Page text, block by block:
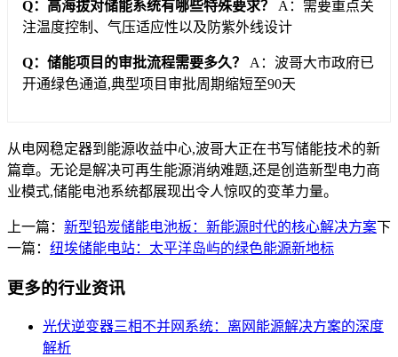
Q：高海拔对储能系统有哪些特殊要求？
A：需要重点关
注温度控制、气压适应性以及防紫外线设计
Q：储能项目的审批流程需要多久？
A：波哥大市政府已
开通绿色通道,典型项目审批周期缩短至90天
从电网稳定器到能源收益中心,波哥大正在书写储能技术的新
篇章。无论是解决可再生能源消纳难题,还是创造新型电力商
业模式,储能电池系统都展现出令人惊叹的变革力量。
上一篇： 新型铅炭储能电池板：新能源时代的核心解决方案下
一篇： 纽埃储能电站：太平洋岛屿的绿色能源新地标
更多的行业资讯
光伏逆变器三相不并网系统：离网能源解决方案的深度
解析